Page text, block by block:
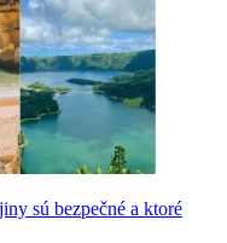
sú bezpečné a ktoré